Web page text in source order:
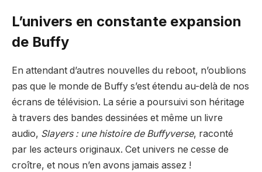
L’univers en constante expansion
de Buffy
En attendant d’autres nouvelles du reboot, n’oublions
pas que le monde de Buffy s’est étendu au-delà de nos
écrans de télévision. La série a poursuivi son héritage
à travers des bandes dessinées et même un livre
audio, Slayers : une histoire de Buffyverse, raconté
par les acteurs originaux. Cet univers ne cesse de
croître, et nous n’en avons jamais assez !